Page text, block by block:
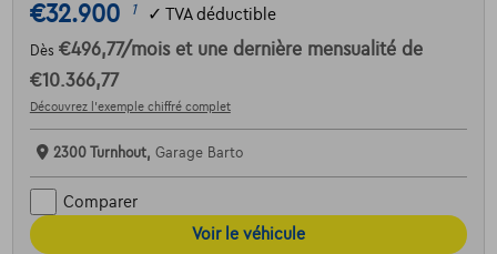
€32.900 1 ✓ TVA déductible
Dès €496,77/mois et une dernière mensualité de
€10.366,77
Découvrez l’exemple chiffré complet
2300 Turnhout, Garage Barto
Comparer
Voir le véhicule